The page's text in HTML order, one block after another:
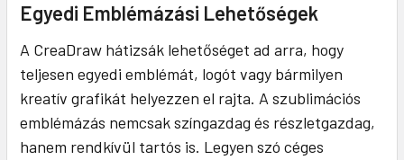
Egyedi Emblémázási Lehetőségek
A CreaDraw hátizsák lehetőséget ad arra, hogy
teljesen egyedi emblémát, logót vagy bármilyen
kreatív grafikát helyezzen el rajta. A szublimációs
emblémázás nemcsak színgazdag és részletgazdag,
hanem rendkívül tartós is. Legyen szó céges